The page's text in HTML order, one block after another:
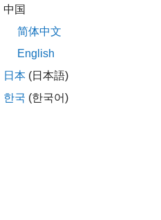
中国
简体中文
English
日本 (日本語)
한국 (한국어)